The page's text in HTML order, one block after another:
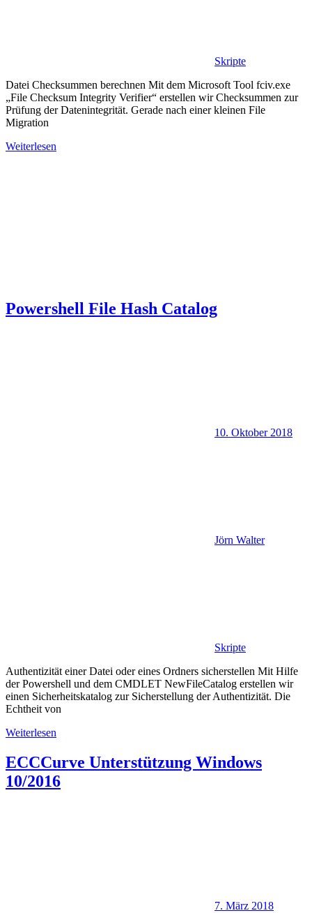
Skripte
Datei Checksummen berechnen Mit dem Microsoft Tool fciv.exe
„File Checksum Integrity Verifier“ erstellen wir Checksummen zur
Prüfung der Datenintegrität. Gerade nach einer kleinen File
Migration
Weiterlesen
Powershell File Hash Catalog
10. Oktober 2018
Jörn Walter
Skripte
Authentizität einer Datei oder eines Ordners sicherstellen Mit Hilfe
der Powershell und dem CMDLET NewFileCatalog erstellen wir
einen Sicherheitskatalog zur Sicherstellung der Authentizität. Die
Echtheit von
Weiterlesen
ECCCurve Unterstützung Windows
10/2016
7. März 2018